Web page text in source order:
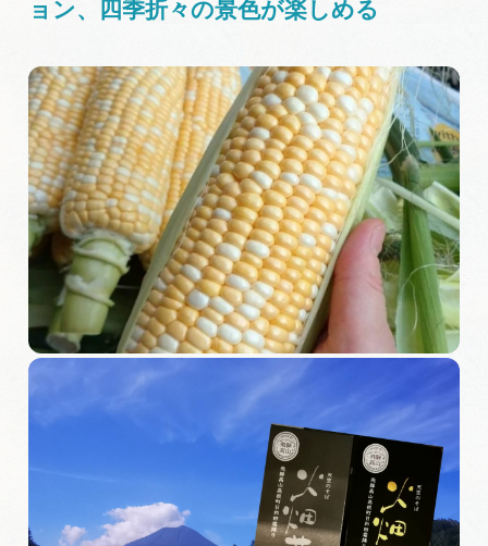
モデルコース
スポット・体験
イベント
グルメ
旅の予約
アクセス
インフォメーション
ぎふ旅レポーター記事
買い物・お土産
行きたいリストを見る
ョン、四季折々の景色が楽しめる